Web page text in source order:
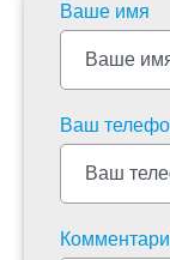
Ваше имя
Ваш